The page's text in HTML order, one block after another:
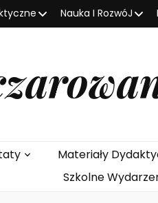
Nauka I RozwóJ
Materiały
Szkolne